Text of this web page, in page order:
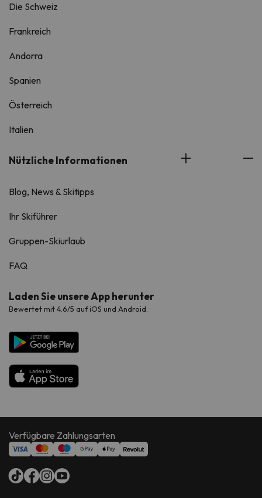
Die Schweiz
Frankreich
Andorra
Spanien
Österreich
Italien
Nützliche Informationen
Blog, News & Skitipps
Ihr Skiführer
Gruppen-Skiurlaub
FAQ
Laden Sie unsere App herunter
Bewertet mit 4.6/5 auf iOS und Android.
Verfügbare Zahlungsarten